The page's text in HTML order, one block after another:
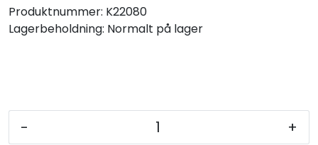
Produktnummer: K22080
Lagerbeholdning: Normalt på lager
- +